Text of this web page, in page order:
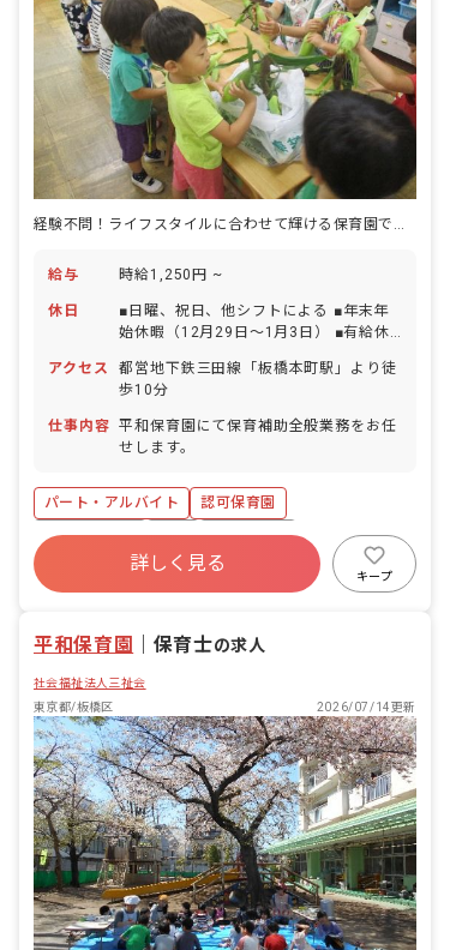
給与 時給1,250円 ~
休日
■日曜、祝日、他シフトによる ■年末年
始休暇（12月29日～1月3日） ■有給休
あり
アクセス
都営地下鉄三田線「板橋本町駅」より徒
歩10分
仕事内容 平和保育園にて保育補助全般業務をお任
せします。
パート・アルバイト
認可保育園
社会保険完備
有給
残業少なめ
社会福祉法人
未経験歓迎
新卒も歓迎
詳しく見る
キープ
平和保育園 保育士の求人
社会福祉法人三祉会
東京都/板橋区
2026/07/14更新